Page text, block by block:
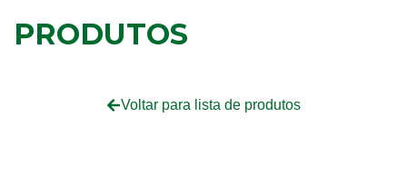
PRODUTOS
Voltar para lista de produtos